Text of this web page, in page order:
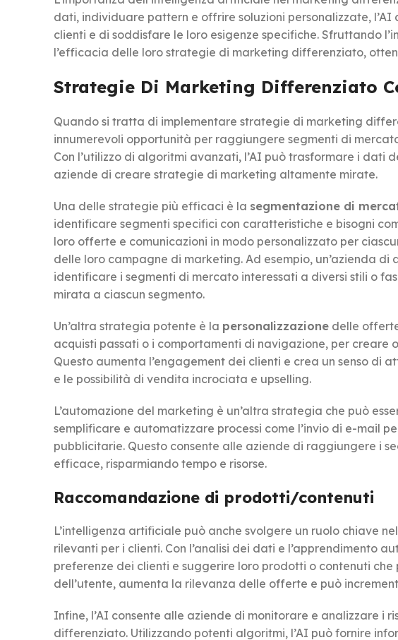
dati, individuare pattern e offrire soluzioni personalizzate,
clienti e di soddisfare le loro esigenze specifiche. Sfruttando
l’efficacia delle loro strategie di marketing differenziato,
Strategie Di Marketing Differenziato
Quando si tratta di implementare strategie di marketing
innumerevoli opportunità per raggiungere segmenti di
Con l’utilizzo di algoritmi avanzati, l’AI può trasformare i dati
aziende di creare strategie di marketing altamente mirate.
Una delle strategie più efficaci è la segmentazione di
identificare segmenti specifici con caratteristiche e bisogni
loro offerte e comunicazioni in modo personalizzato per
delle loro campagne di marketing. Ad esempio, un’azienda
identificare i segmenti di mercato interessati a diversi stili o
mirata a ciascun segmento.
Un’altra strategia potente è la personalizzazione delle
acquisti passati o i comportamenti di navigazione, per
Questo aumenta l’engagement dei clienti e crea un senso di
e le possibilità di vendita incrociata e upselling.
L’automazione del marketing è un’altra strategia che può
semplificare e automatizzare processi come l’invio di e-mail
pubblicitarie. Questo consente alle aziende di raggiungere i
efficace, risparmiando tempo e risorse.
Raccomandazione di prodotti/contenuti
L’intelligenza artificiale può anche svolgere un ruolo chiave
rilevanti per i clienti. Con l’analisi dei dati e l’apprendimento
preferenze dei clienti e suggerire loro prodotti o contenuti che
dell’utente, aumenta la rilevanza delle offerte e può
Infine, l’AI consente alle aziende di monitorare e analizzare i
differenziato. Utilizzando potenti algoritmi, l’AI può fornire